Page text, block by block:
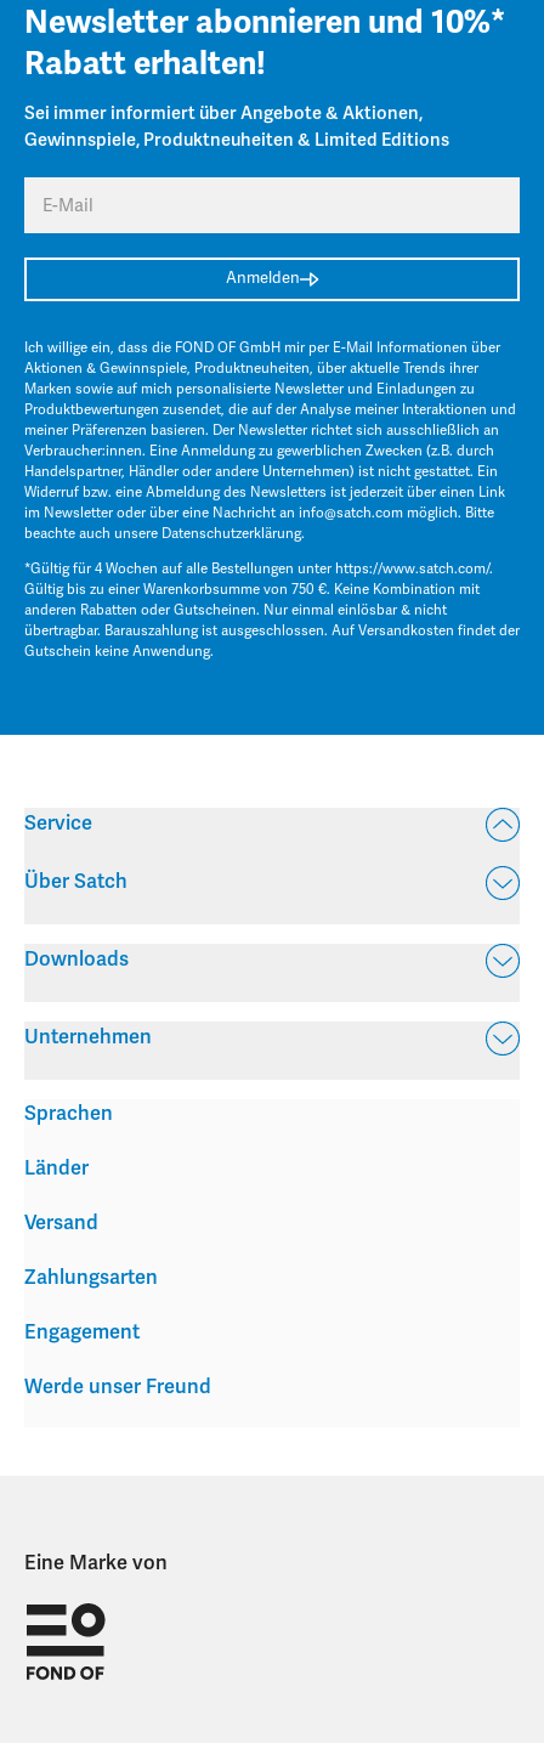
Newsletter abonnieren und 10%*
Rabatt erhalten!
Sei immer informiert über Angebote & Aktionen,
Gewinnspiele, Produktneuheiten & Limited Editions
E-Mail
Anmelden
Ich willige ein, dass die FOND OF GmbH mir per E-Mail Informationen über
Aktionen & Gewinnspiele, Produktneuheiten, über aktuelle Trends ihrer
Marken sowie auf mich personalisierte Newsletter und Einladungen zu
Produktbewertungen zusendet, die auf der Analyse meiner Interaktionen und
meiner Präferenzen basieren. Der Newsletter richtet sich ausschließlich an
Verbraucher:innen. Eine Anmeldung zu gewerblichen Zwecken (z.B. durch
Handelspartner, Händler oder andere Unternehmen) ist nicht gestattet. Ein
Widerruf bzw. eine Abmeldung des Newsletters ist jederzeit über einen Link
im Newsletter oder über eine Nachricht an info@satch.com möglich. Bitte
beachte auch unsere Datenschutzerklärung.
*Gültig für 4 Wochen auf alle Bestellungen unter https://www.satch.com/.
Gültig bis zu einer Warenkorbsumme von 750 €. Keine Kombination mit
anderen Rabatten oder Gutscheinen. Nur einmal einlösbar & nicht
übertragbar. Barauszahlung ist ausgeschlossen. Auf Versandkosten findet der
Gutschein keine Anwendung.
Service
Über Satch
Downloads
Unternehmen
Versand
Zahlungsarten
Engagement
Werde unser Freund
Sprachen
Länder
Eine Marke von